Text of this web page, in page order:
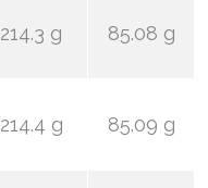
214.3 g 85.08 g
214.4 g 85.09 g